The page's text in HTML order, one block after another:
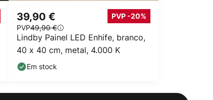
39,90 €
PVP49,90 €
PVP -20%
Lindby Painel LED Enhife, branco,
40 x 40 cm, metal, 4.000 K
Em stock